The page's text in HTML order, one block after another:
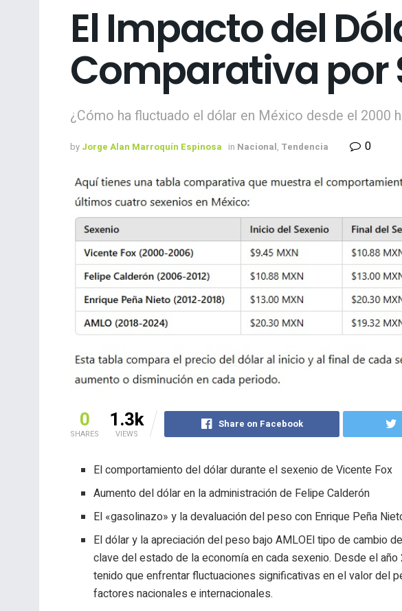
El Impacto del
Comparativa por
¿Cómo ha fluctuado el dólar en México desde el 2000
by Jorge Alan Marroquín Espinosa in Nacional, Tendencia 0
0
SHARES
1.3k
VIEWS
Share on Facebook
El comportamiento del dólar durante el sexenio de Vicente Fox
Aumento del dólar en la administración de Felipe Calderón
El «gasolinazo» y la devaluación del peso con Enrique Peña
El dólar y la apreciación del peso bajo AMLOEl tipo de cambio
clave del estado de la economía en cada sexenio. Desde el
tenido que enfrentar fluctuaciones significativas en el valor del
factores nacionales e internacionales.